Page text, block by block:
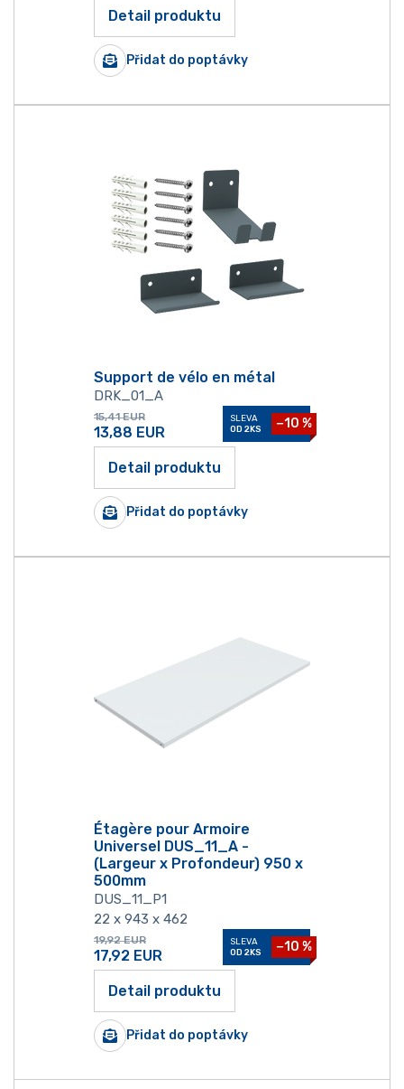
Detail produktu
Přidat do poptávky
Support de vélo en métal
DRK_01_A
15,41 EUR
13,88 EUR
SLEVA
OD 2KS
−10 %
Detail produktu
Přidat do poptávky
Étagère pour Armoire
Universel DUS_11_A -
(Largeur x Profondeur) 950 x
500mm
DUS_11_P1
22 x 943 x 462
19,92 EUR
17,92 EUR
SLEVA
OD 2KS
−10 %
Detail produktu
Přidat do poptávky